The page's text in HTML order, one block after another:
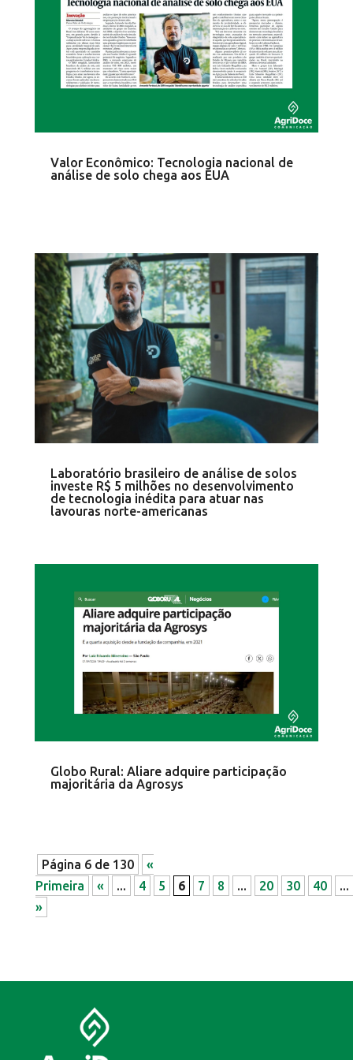
Valor Econômico: Tecnologia nacional de
análise de solo chega aos EUA
Laboratório brasileiro de análise de solos
investe R$ 5 milhões no desenvolvimento
de tecnologia inédita para atuar nas
lavouras norte-americanas
Globo Rural: Aliare adquire participação
majoritária da Agrosys
Página 6 de 130
«
Primeira
« ... 4 5 6 7 8 ... 20 30 40
...
»